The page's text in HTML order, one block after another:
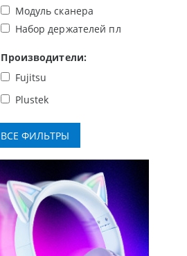
Высокотехнологичная игровая
Модуль сканера
Набор держателей плёнки и
Производители:
Fujitsu
Plustek